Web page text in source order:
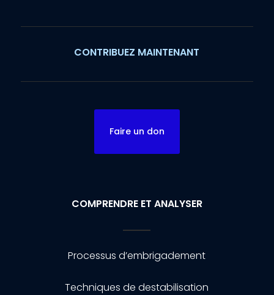
CONTRIBUEZ MAINTENANT
Faire un don
COMPRENDRE ET ANALYSER
Processus d’embrigadement
Techniques de destabilisation